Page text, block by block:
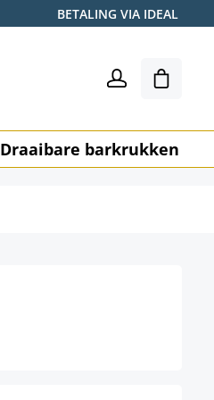
BETALING VIA IDEAL
Draaibare barkrukken